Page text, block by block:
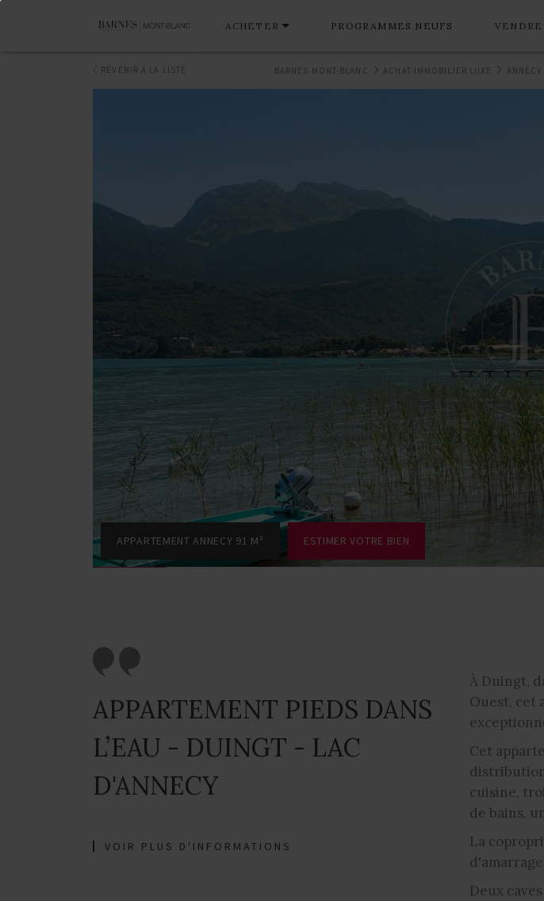
ACHETER PROGRAMMES NEUFS VENDRE
BARNES MONT-BLANC ACHAT IMMOBILIER LUXE
REVENIR À LA LISTE
APPARTEMENT ANNECY 91 M² ESTIMER VOTRE BIEN
APPARTEMENT PIEDS DANS
L’EAU - DUINGT - LAC
D'ANNECY
VOIR PLUS D'INFORMATIONS
À Duingt,
Ouest, cet
Cet
cuisine,
de bains,
La
Deux